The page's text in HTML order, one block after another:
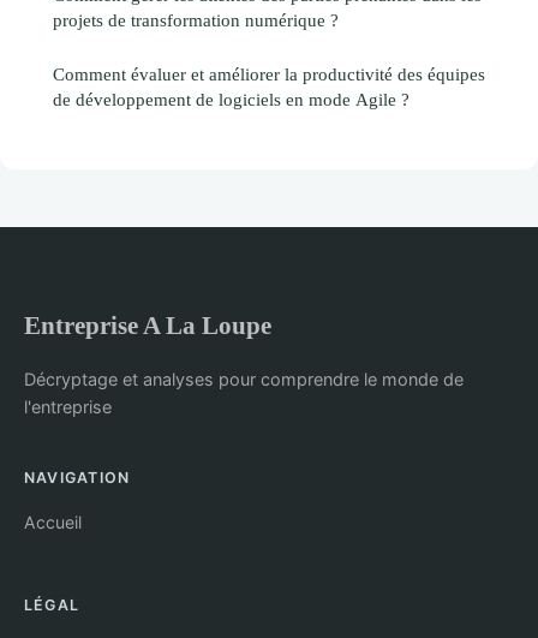
projets de transformation numérique ?
Comment évaluer et améliorer la productivité des équipes
de développement de logiciels en mode Agile ?
Entreprise A La Loupe
Décryptage et analyses pour comprendre le monde de
l'entreprise
NAVIGATION
Accueil
LÉGAL